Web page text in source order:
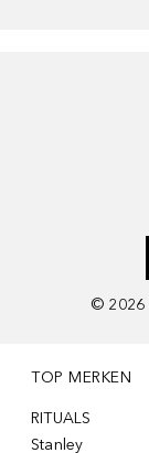
© 2026
TOP MERKEN
RITUALS
Stanley